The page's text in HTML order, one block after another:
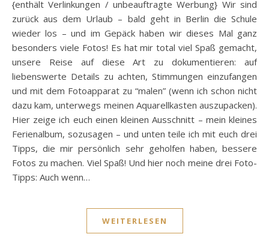
{enthält Verlinkungen / unbeauftragte Werbung} Wir sind
zurück aus dem Urlaub – bald geht in Berlin die Schule
wieder los – und im Gepäck haben wir dieses Mal ganz
besonders viele Fotos! Es hat mir total viel Spaß gemacht,
unsere Reise auf diese Art zu dokumentieren: auf
liebenswerte Details zu achten, Stimmungen einzufangen
und mit dem Fotoapparat zu “malen” (wenn ich schon nicht
dazu kam, unterwegs meinen Aquarellkasten auszupacken).
Hier zeige ich euch einen kleinen Ausschnitt – mein kleines
Ferienalbum, sozusagen – und unten teile ich mit euch drei
Tipps, die mir persönlich sehr geholfen haben, bessere
Fotos zu machen. Viel Spaß! Und hier noch meine drei Foto-
Tipps: Auch wenn…
WEITERLESEN